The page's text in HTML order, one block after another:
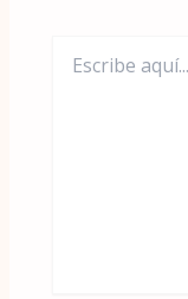
aquí...